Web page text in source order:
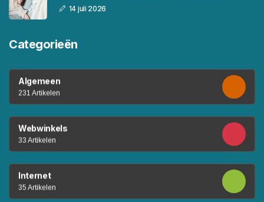
14 juli 2026
Categorieën
Algemeen
231 Artikelen
Webwinkels
33 Artikelen
Internet
35 Artikelen